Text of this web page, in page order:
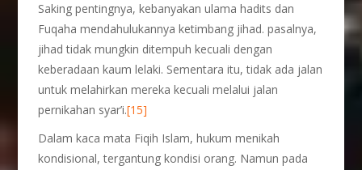
Saking pentingnya, kebanyakan ulama hadits dan
Fuqaha mendahulukannya ketimbang jihad. pasalnya,
jihad tidak mungkin ditempuh kecuali dengan
keberadaan kaum lelaki. Sementara itu, tidak ada jalan
untuk melahirkan mereka kecuali melalui jalan
pernikahan syar’i.[15]
Dalam kaca mata Fiqih Islam, hukum menikah
kondisional, tergantung kondisi orang. Namun pada